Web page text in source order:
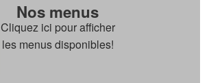
Nos menus
Cliquez ici pour afficher
les menus disponibles!